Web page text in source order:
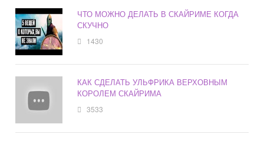
ЧТО МОЖНО ДЕЛАТЬ В СКАЙРИМЕ КОГДА
СКУЧНО
1430
КАК СДЕЛАТЬ УЛЬФРИКА ВЕРХОВНЫМ
КОРОЛЕМ СКАЙРИМА
3533